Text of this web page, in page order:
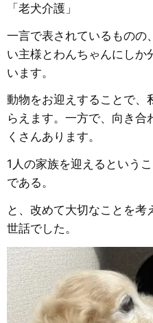
「老犬介護」
一言で表されているものの
い主様とわんちゃんにしか
います。
動物をお迎えすることで、
らえます。一方で、向き合
くさんあります。
1人の家族を迎えるという
である。
と、改めて大切なことを
世話でした。